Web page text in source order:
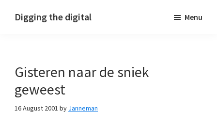
Digging the digital Menu
Gisteren naar de sniek
geweest
16 August 2001 by Janneman